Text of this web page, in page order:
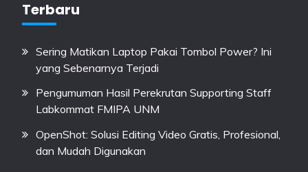
Terbaru
Sering Matikan Laptop Pakai Tombol Power? Ini
yang Sebenarnya Terjadi
Pengumuman Hasil Perekrutan Supporting Staff
Labkommat FMIPA UNM
OpenShot: Solusi Editing Video Gratis, Profesional,
dan Mudah Digunakan